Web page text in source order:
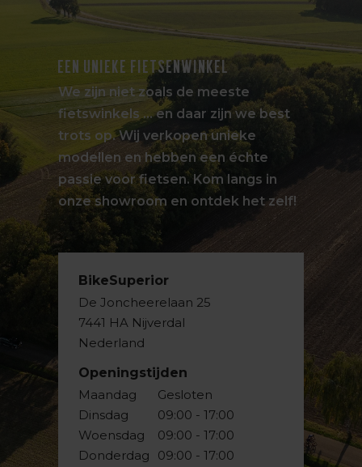
EEN UNIEKE FIETSENWINKEL
We zijn niet zoals de meeste
fietswinkels … en daar zijn we best
trots op. Wij verkopen unieke
modellen en hebben een échte
passie voor fietsen. Kom langs in
onze showroom en ontdek het zelf!
BikeSuperior
De Joncheerelaan 25
7441 HA Nijverdal
Nederland
Openingstijden
Maandag
Dinsdag
Woensdag
Donderdag
Gesloten
09:00 - 17:00
09:00 - 17:00
09:00 - 17:00